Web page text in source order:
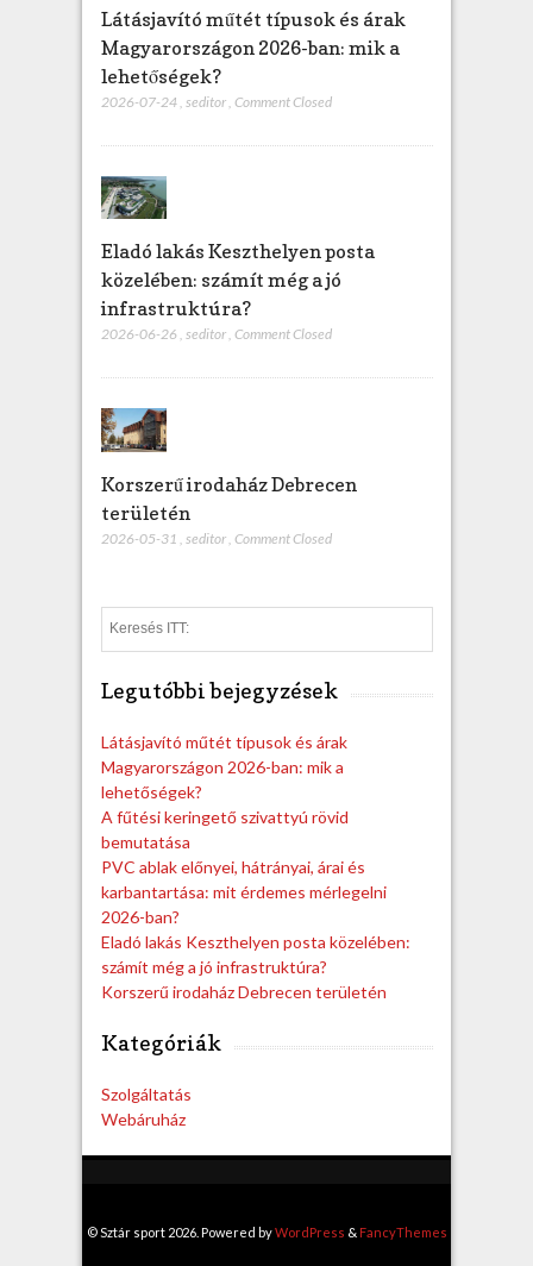
Látásjavító műtét típusok és árak
Magyarországon 2026-ban: mik a
lehetőségek?
2026-07-24 seditor Comment Closed
Eladó lakás Keszthelyen posta
közelében: számít még a jó
infrastruktúra?
2026-06-26 , seditor, Comment Closed
Korszerű irodaház Debrecen
területén
2026-05-31 seditor Comment Closed
e
Legutóbbi bejegyzések
Látásjavító műtét típusok és árak
Magyarországon 2026-ban: mik a
lehetőségek?
A fűtési keringető szivattyú rövid
bemutatása
PVC ablak előnyei, hátrányai, árai és
karbantartása: mit érdemes mérlegelni
2026-ban?
Eladó lakás Keszthelyen posta közelében:
számít még a jó infrastruktúra?
Korszerű irodaház Debrecen területén
Kategóriák
Szolgáltatás
Webáruház
© Sztár sport 2026. Powered byWordPress & FancyThemes